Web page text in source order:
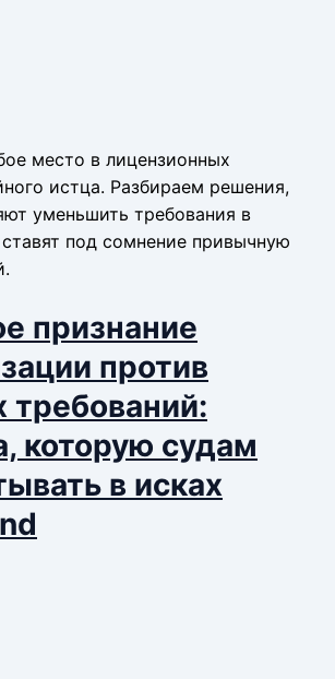
место в лицензионных
истца. Разбираем решения,
уменьшить требования в
под сомнение привычную
признание
против
требований:
которую судам
в исках